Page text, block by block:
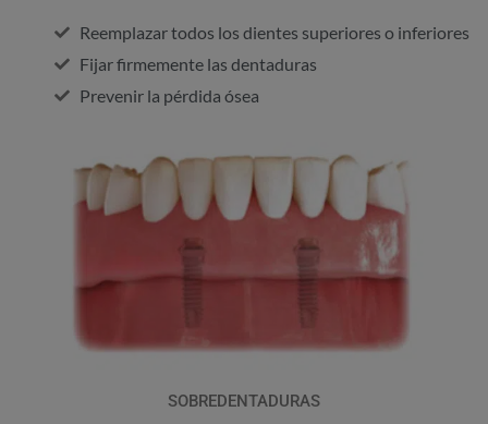
Reemplazar todos los dientes superiores o inferiores
Fijar firmemente las dentaduras
Prevenir la pérdida ósea
SOBREDENTADURAS